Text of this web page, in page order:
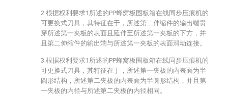
2.根据权利要求1所述的PP蜂窝板围板箱在线同步压痕机的
可更换式刀具，其特征在于，所述第二伸缩件的输出端贯
穿所述第一夹板的表面且延伸至所述第一夹板的下方，并
且第二伸缩件的输出端与所述第一夹板的表面滑动连接。
3.根据权利要求1所述的PP蜂窝板围板箱在线同步压痕机的
可更换式刀具，其特征在于，所述第一夹板的内表面为半
圆形结构，所述第二夹板的内表面为半圆形结构，并且第
一夹板的内径与所述第二夹板的内径相同。